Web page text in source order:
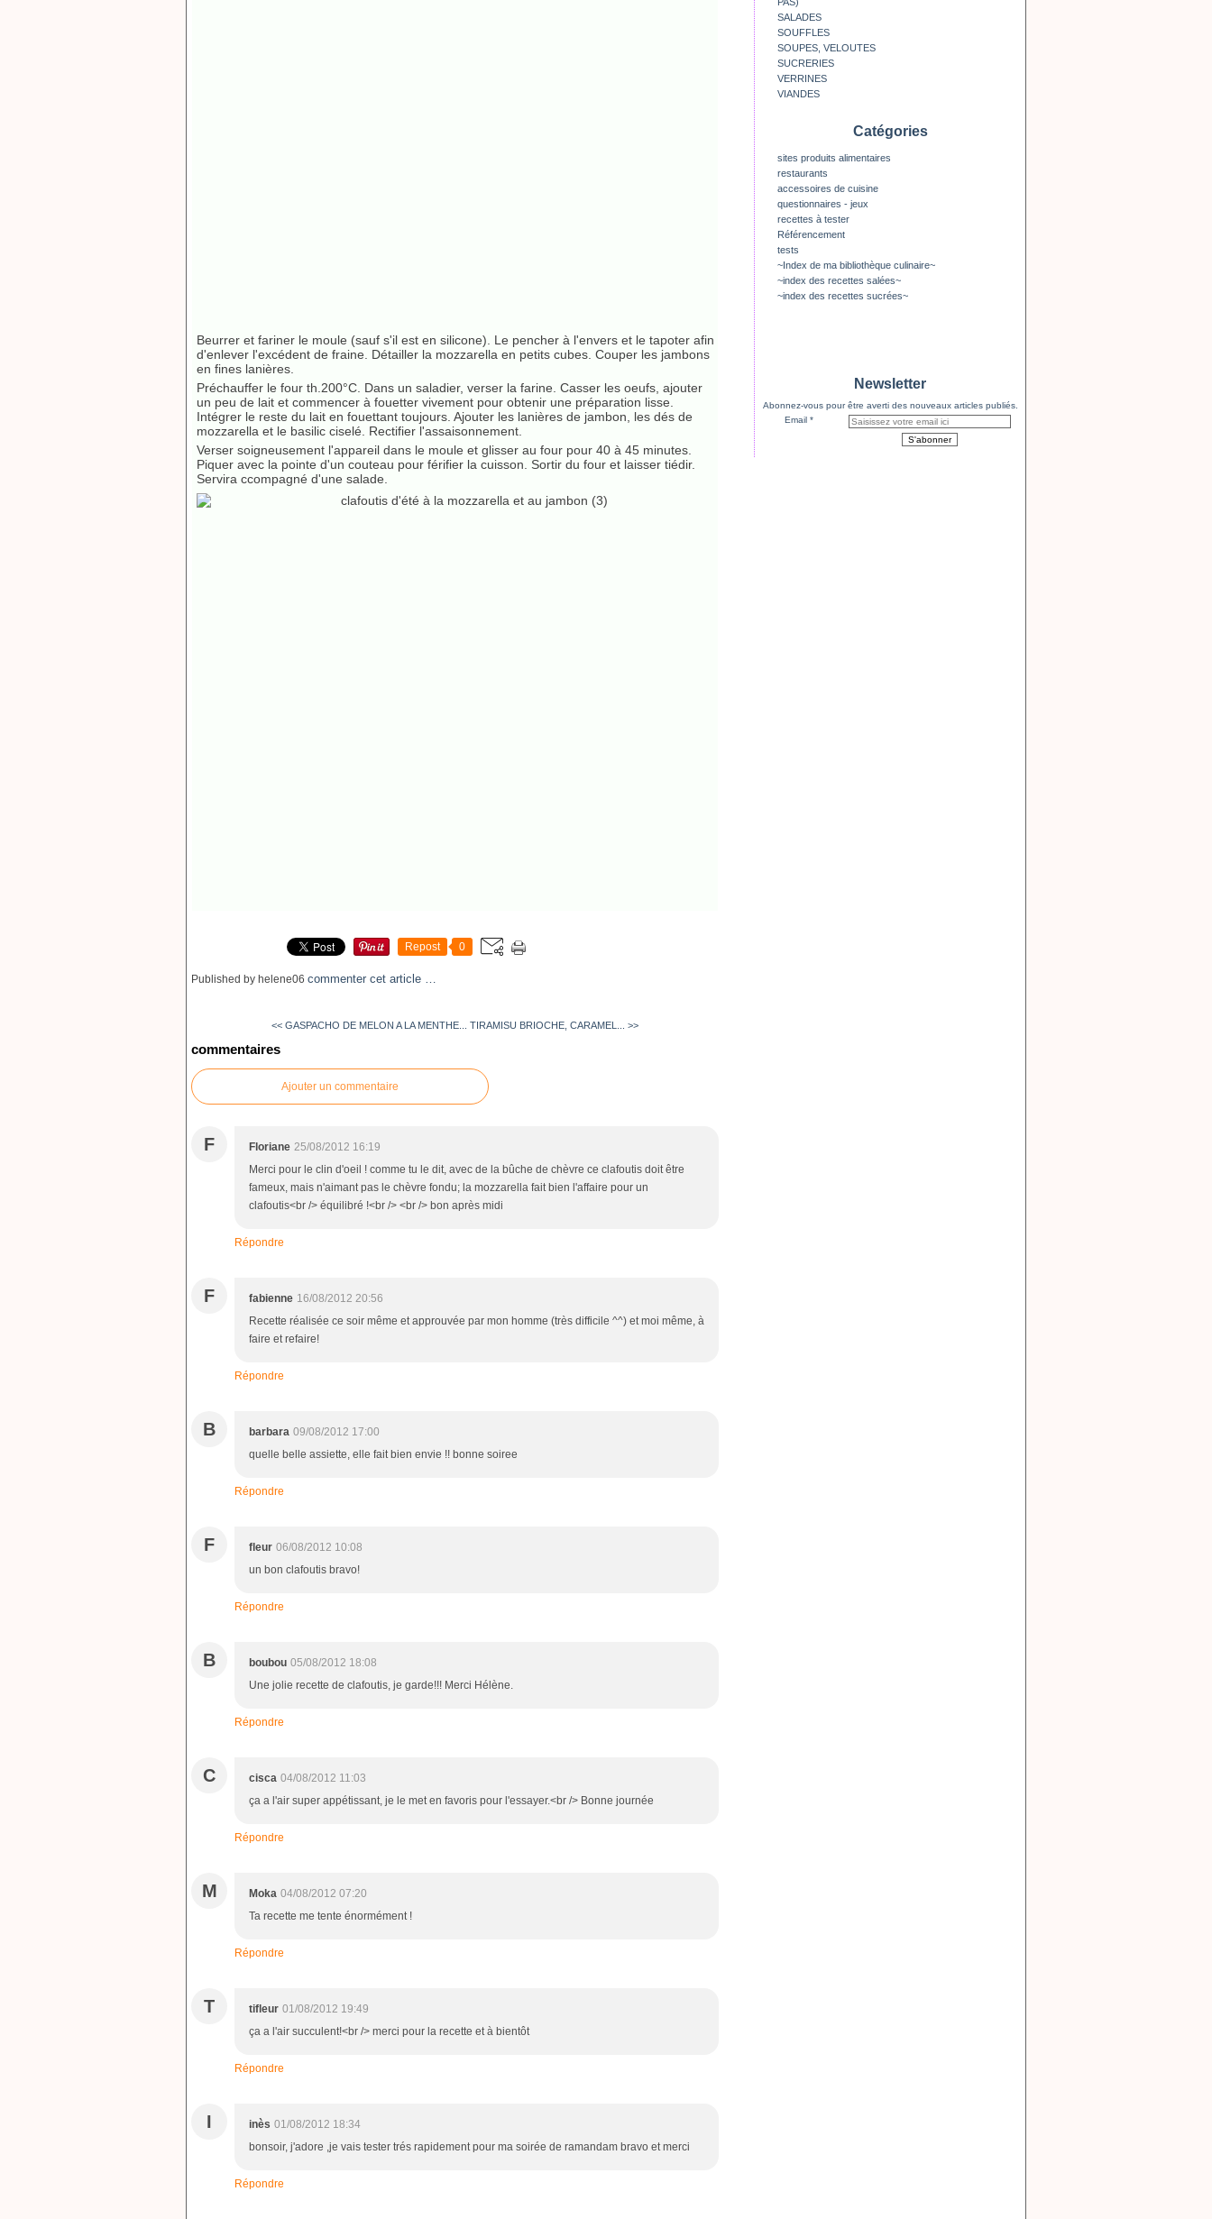
Beurrer et fariner le moule (sauf s'il est en silicone). Le pencher à l'envers et le tapoter afin
d'enlever l'excédent de fraine. Détailler la mozzarella en petits cubes. Couper les jambons
en fines lanières.
Préchauffer le four th.200°C. Dans un saladier, verser la farine. Casser les oeufs, ajouter
un peu de lait et commencer à fouetter vivement pour obtenir une préparation lisse.
Intégrer le reste du lait en fouettant toujours. Ajouter les lanières de jambon, les dés de
mozzarella et le basilic ciselé. Rectifier l'assaisonnement.
Verser soigneusement l'appareil dans le moule et glisser au four pour 40 à 45 minutes.
Piquer avec la pointe d'un couteau pour férifier la cuisson. Sortir du four et laisser tiédir.
Servira ccompagné d'une salade.
Repost 0
Published by helene06 commenter cet article …
<< GASPACHO DE MELON A LA MENTHE... TIRAMISU BRIOCHE, CARAMEL... >>
commentaires
Ajouter un commentaire
F Floriane 25/08/2012 16:19
Merci pour le clin d'oeil ! comme tu le dit, avec de la bûche de chèvre ce clafoutis doit être
fameux, mais n'aimant pas le chèvre fondu; la mozzarella fait bien l'affaire pour un
clafoutis<br /> équilibré !<br /> <br /> bon après midi
Répondre
F fabienne 16/08/2012 20:56
Recette réalisée ce soir même et approuvée par mon homme (très difficile ^^) et moi même, à
faire et refaire!
Répondre
B barbara 09/08/2012 17:00
quelle belle assiette, elle fait bien envie !! bonne soiree
Répondre
F fleur 06/08/2012 10:08
un bon clafoutis bravo!
Répondre
B boubou 05/08/2012 18:08
Une jolie recette de clafoutis, je garde!!! Merci Hélène.
Répondre
C cisca 04/08/2012 11:03
ça a l'air super appétissant, je le met en favoris pour l'essayer.<br /> Bonne journée
Répondre
M Moka 04/08/2012 07:20
Ta recette me tente énormément !
Répondre
T tifleur 01/08/2012 19:49
ça a l'air succulent!<br /> merci pour la recette et à bientôt
Répondre
I inès 01/08/2012 18:34
bonsoir, j'adore ,je vais tester trés rapidement pour ma soirée de ramandam bravo et merci
Répondre
SALADES
SOUFFLES
SOUPES, VELOUTES
SUCRERIES
VERRINES
VIANDES
Catégories
sites produits alimentaires
restaurants
accessoires de cuisine
questionnaires - jeux
recettes à tester
Référencement
tests
~Index de ma bibliothèque culinaire~
~index des recettes salées~
~index des recettes sucrées~
Newsletter
Abonnez-vous pour être averti des nouveaux articles publiés.
Email